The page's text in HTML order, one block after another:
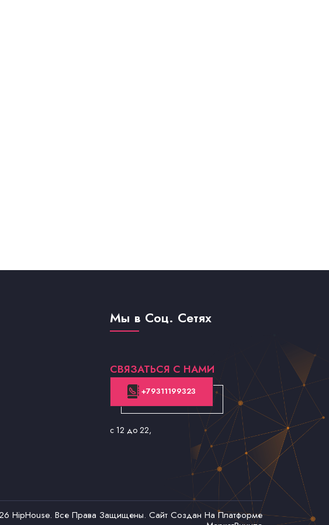
Мы в Соц. Сетях
СВЯЗАТЬСЯ С НАМИ
+79311199323
с 12 до 22,
HipHouse. Все Права Защищены. Сайт Создан На Платформе